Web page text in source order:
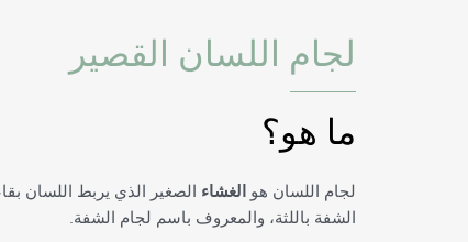
لجام اللسان القصير
ما هو؟
لجام اللسان هو الغشاء الصغير الذي يربط اللسان
الشفة باللثة، والمعروف باسم لجام الشفة.